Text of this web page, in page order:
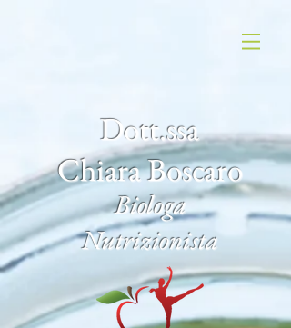
Dott.ssa
Chiara Boscaro
Biologa
Nutrizionista